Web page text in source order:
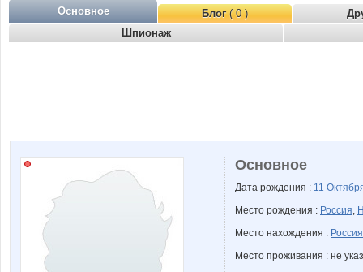
Основное Блог( 0 )
Шпионаж
Основное
Дата рождения : 11
Место рождения : Россия,
Место нахождения : Россия
Место проживания : не